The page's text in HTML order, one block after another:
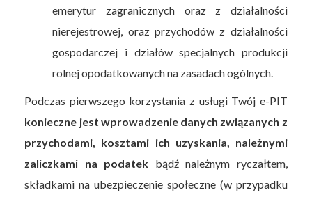
emerytur zagranicznych oraz z działalności
nierejestrowej, oraz przychodów z działalności
gospodarczej i działów specjalnych produkcji
rolnej opodatkowanych na zasadach ogólnych.
Podczas pierwszego korzystania z usługi Twój e-PIT
konieczne jest wprowadzenie danych związanych z
przychodami, kosztami ich uzyskania, należnymi
zaliczkami na podatek bądź należnym ryczałtem,
składkami na ubezpieczenie społeczne (w przypadku